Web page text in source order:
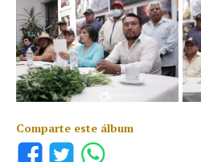
Comparte este álbum